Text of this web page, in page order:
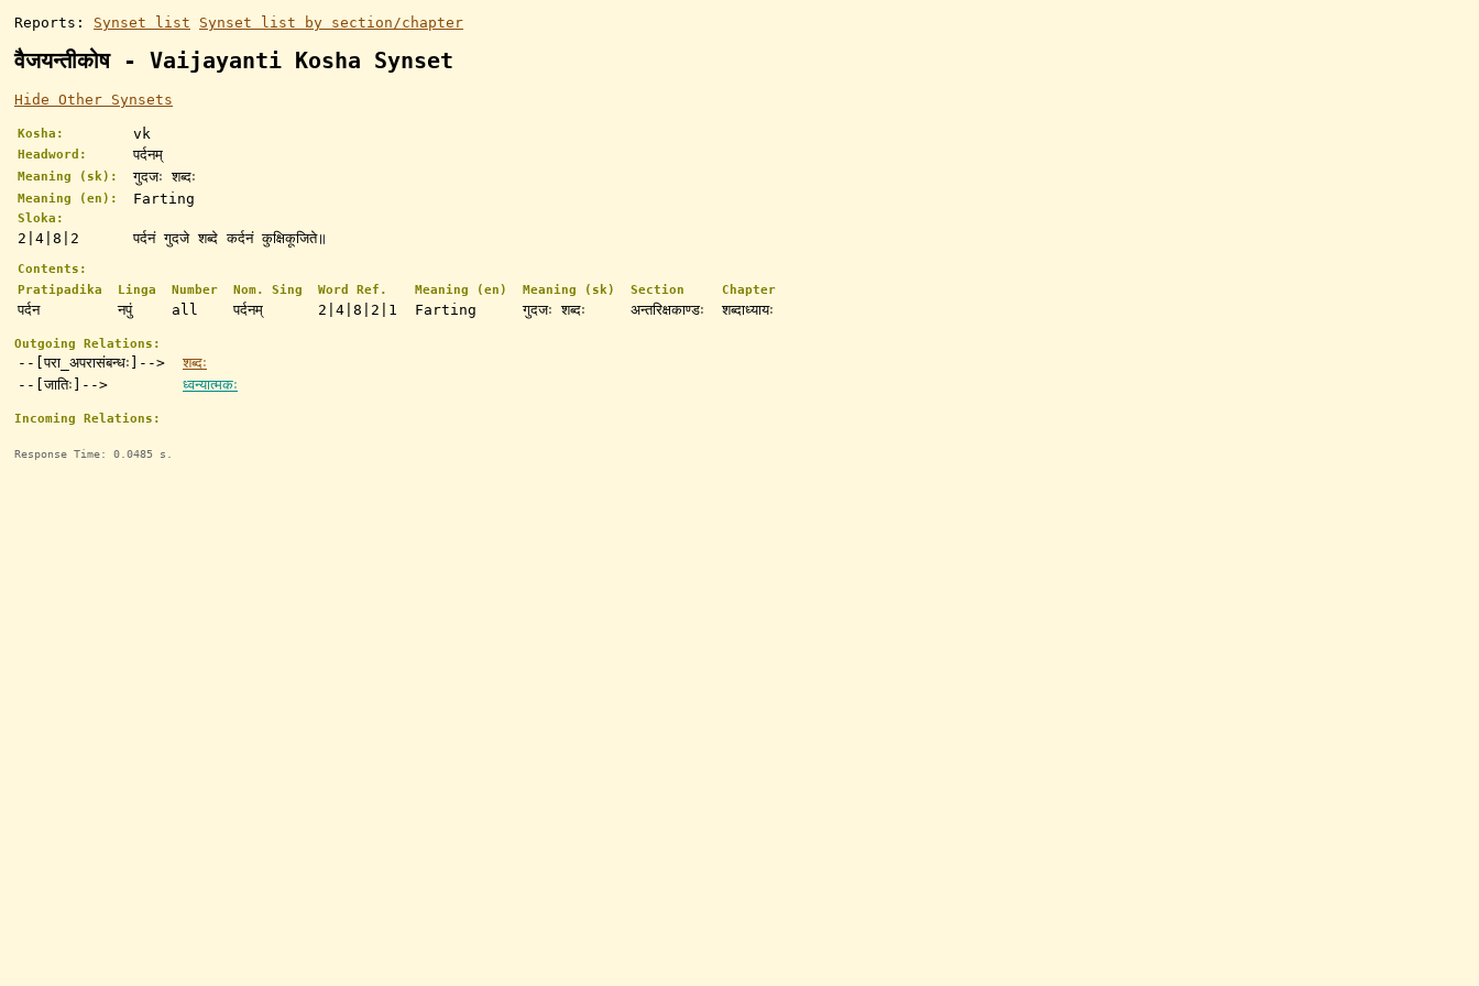
Reports: Synset list Synset list by section/chapter
वैजयन्तीकोष - Vaijayanti Kosha Synset
Hide Other Synsets
Kosha: vk
Headword: पर्दनम्
Meaning (sk): गुदजः शब्दः
Meaning (en): Farting
Sloka:
2|4|8|2 पर्दनं गुदजे शब्दे कर्दनं कुक्षिकूजिते॥
Contents:
Pratipadika
Linga Number Nom. Sing Word Ref. Meaning (en) Meaning (sk) Section Chapter
पर्दन नपुं all पर्दनम् 2|4|8|2|1 Farting गुदजः शब्दः अन्तरिक्षकाण्डः शब्दाध्यायः
Outgoing Relations:
--[परा_अपरासंबन्धः]-->
शब्दः
--[जातिः]-->
ध्वन्यात्मकः
Incoming Relations:
Response Time: 0.0485 s.